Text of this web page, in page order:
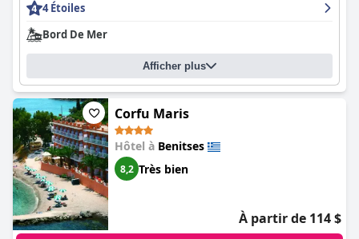
4 Étoiles
Bord De Mer
Afficher plus
Corfu Maris
Hôtel à Benitses
8,2 Très bien
À partir de 114 $